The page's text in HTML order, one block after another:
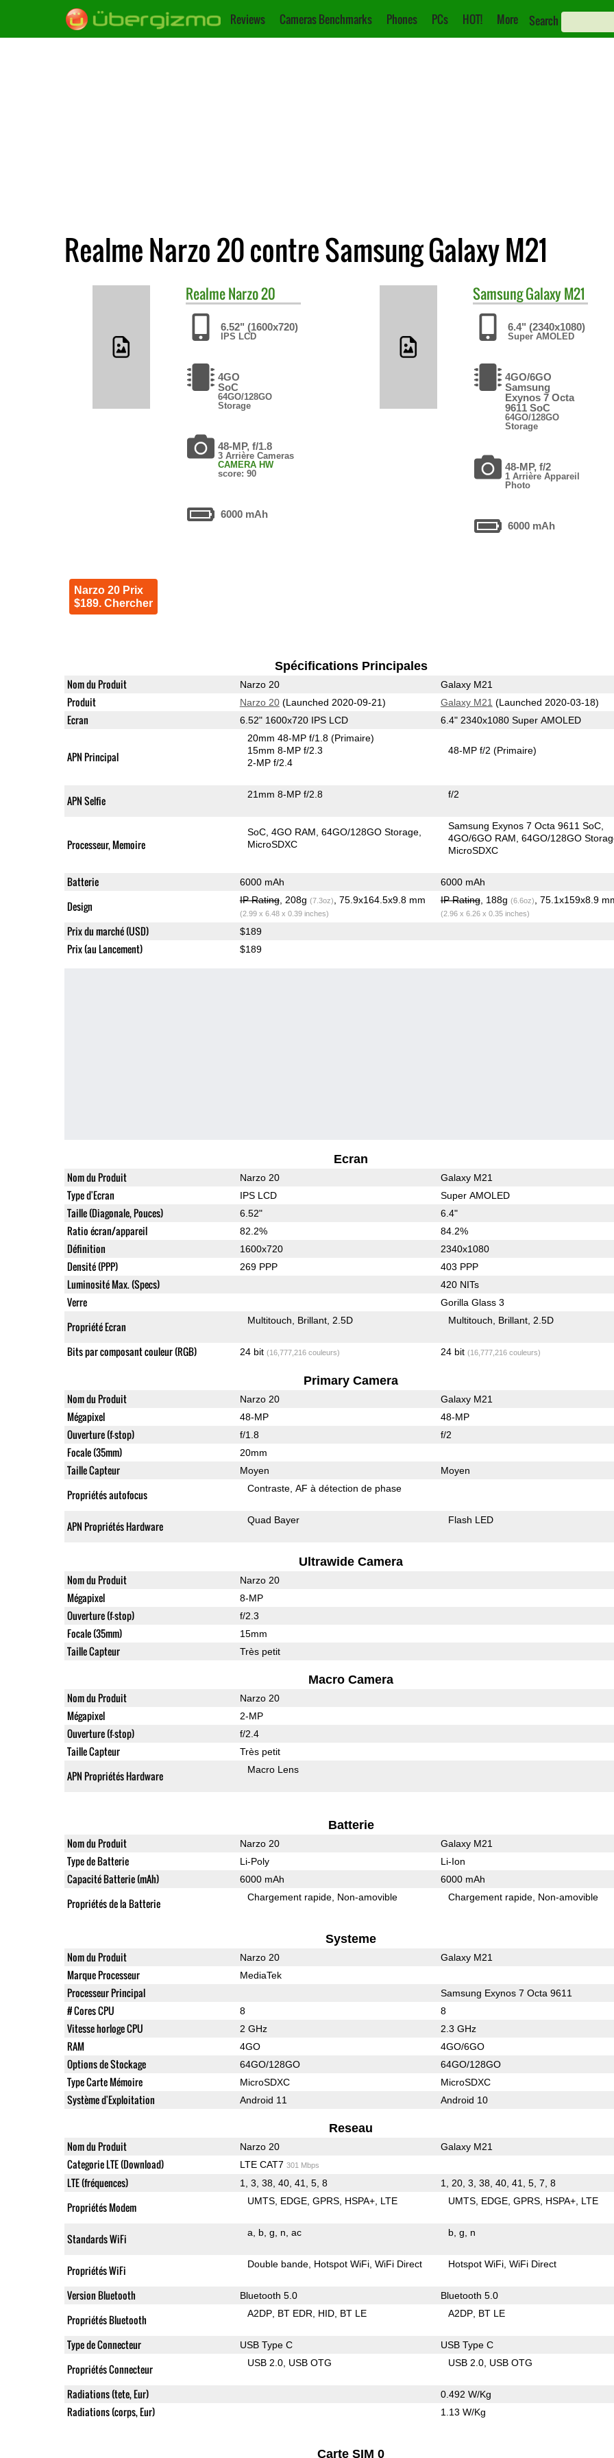
Reviews Cameras Benchmarks Phones PCs HOT! More Search
Realme Narzo 20 contre Samsung Galaxy M21
RealmeNarzo 20
6.52" (1600x720)
IPS LCD
4GO
SoC
64GO/128GO
Storage
48-MP, f/1.8
3 Arrière Cameras
CAMERA HW
score: 90
6000 mAh
Narzo 20 Prix
$189. Chercher
SamsungGalaxy M21
6.4" (2340x1080)
Super AMOLED
4GO/6GO
Samsung
Exynos 7 Octa
9611 SoC
64GO/128GO
Storage
48-MP, f/2
1 Arrière Appareil
Photo
6000 mAh
Spécifications Principales
Nom du Produit Narzo 20 Galaxy M21
Produit Narzo 20(Launched 2020-09-21) Galaxy M21 (Launched 2020-03-18)
Ecran 6.52" 1600x720 IPS LCD 6.4" 2340x1080 Super AMOLED
APN Principal
20mm 48-MP f/1.8(Primaire)
15mm 8-MP f/2.3
2-MP f/2.4
48-MP f/2(Primaire)
APN Selfie 21mm 8-MP f/2.8 f/2
Processeur, Memoire
SoC 4GO RAM 64GO/128GO Storage
MicroSDXC
Samsung Exynos 7 Octa 9611 SoC
4GO/6GO RAM 64GO/128GO
MicroSDXC
Batterie 6000 mAh 6000 mAh
Design IP Rating, 208g (7.3oz) , 75.9x164.5x9.8 mm
(2.99 x 6.48 x 0.39 inches)
IP Rating, 188g (6.6oz) , 75.1x159x8.9
(2.96 x 6.26 x 0.35 inches)
Prix du marché (USD) $189
Prix (au Lancement) $189
Ecran
Nom du Produit Narzo 20 Galaxy M21
Type d'Ecran IPS LCD Super AMOLED
Taille (Diagonale, Pouces) 6.52" 6.4"
Ratio écran/appareil 82.2% 84.2%
Définition 1600x720 2340x1080
Densité (PPP) 269 PPP 403 PPP
Luminosité Max. (Specs) 420 NITs
Verre Gorilla Glass 3
Propriété Ecran Multitouch Brillant 2.5D Multitouch Brillant 2.5D
Bits par composant couleur (RGB) 24 bit (16,777,216 couleurs) 24 bit (16,777,216 couleurs)
Primary Camera
Nom du Produit Narzo 20 Galaxy M21
Mégapixel 48-MP 48-MP
Ouverture (f-stop) f/1.8 f/2
Focale (35mm) 20mm
Taille Capteur Moyen Moyen
Propriétés autofocus Contraste AF à détection de phase
APN Propriétés Hardware Quad Bayer Flash LED
Ultrawide Camera
Nom du Produit Narzo 20
Mégapixel 8-MP
Ouverture (f-stop) f/2.3
Focale (35mm) 15mm
Taille Capteur Très petit
Macro Camera
Nom du Produit Narzo 20
Mégapixel 2-MP
Ouverture (f-stop) f/2.4
Taille Capteur Très petit
APN Propriétés Hardware Macro Lens
Batterie
Nom du Produit Narzo 20 Galaxy M21
Type de Batterie Li-Poly Li-Ion
Capacité Batterie (mAh) 6000 mAh 6000 mAh
Propriétés de la Batterie Chargement rapide Non-amovible Chargement rapide Non-amovible
Systeme
Nom du Produit Narzo 20 Galaxy M21
Marque Processeur MediaTek
Processeur Principal Samsung Exynos 7 Octa 9611
# Cores CPU 8 8
Vitesse horloge CPU 2 GHz 2.3 GHz
RAM 4GO 4GO/6GO
Options de Stockage 64GO/128GO 64GO/128GO
Type Carte Mémoire MicroSDXC MicroSDXC
Système d'Exploitation Android 11 Android 10
Reseau
Nom du Produit Narzo 20 Galaxy M21
Categorie LTE (Download) LTE CAT7 301 Mbps
LTE (fréquences) 1, 3, 38, 40, 41, 5, 8 1, 20, 3, 38, 40, 41, 5, 7, 8
Propriétés Modem UMTS EDGE GPRS HSPA+ LTE UMTS EDGE GPRS HSPA+ LTE
Standards WiFi a b g n ac b g n
Propriétés WiFi Double bande Hotspot WiFi WiFi Direct Hotspot WiFi WiFi Direct
Version Bluetooth Bluetooth 5.0 Bluetooth 5.0
Propriétés Bluetooth A2DP BT EDR HID BT LE A2DP BT LE
Type de Connecteur USB Type C USB Type C
Propriétés Connecteur USB 2.0 USB OTG USB 2.0 USB OTG
Radiations (tete, Eur) 0.492 W/Kg
Radiations (corps, Eur) 1.13 W/Kg
Carte SIM 0